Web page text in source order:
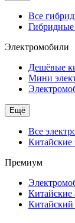
Все
Электромобили
Дешёвые
Мини
Ещё
Все
Китайские
Премиум
Китайские
Китайский